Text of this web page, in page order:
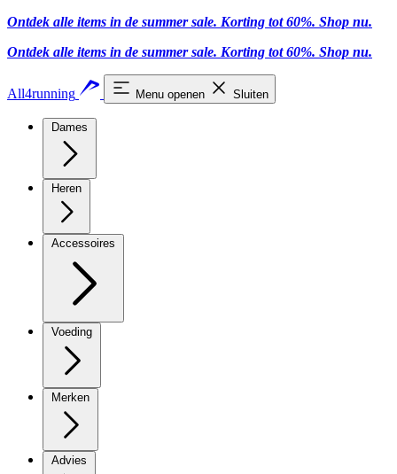
Ontdek alle items in de summer sale. Korting tot 60%. Shop nu.
Ontdek alle items in de summer sale. Korting tot 60%. Shop nu.
All4running Menu openen Sluiten
Dames
Heren
Accessoires
Voeding
Merken
Advies